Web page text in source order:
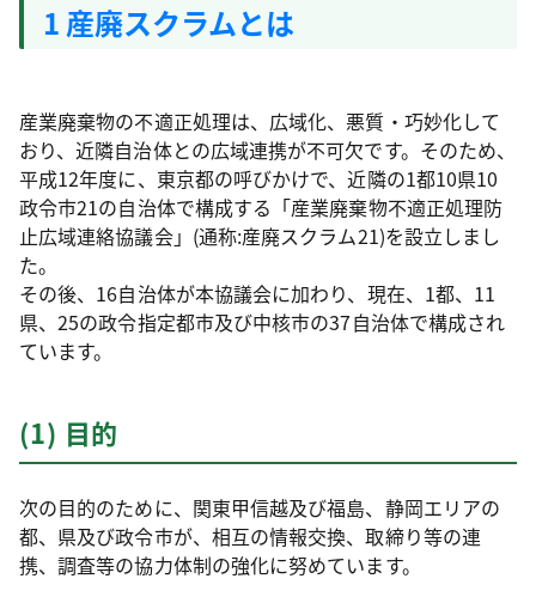
1 産廃スクラムとは
産業廃棄物の不適正処理は、広域化、悪質・巧妙化して
おり、近隣自治体との広域連携が不可欠です。そのため、
平成12年度に、東京都の呼びかけで、近隣の1都10県10
政令市21の自治体で構成する「産業廃棄物不適正処理防
止広域連絡協議会」(通称:産廃スクラム21)を設立しまし
た。
その後、16自治体が本協議会に加わり、現在、1都、11
県、25の政令指定都市及び中核市の37自治体で構成され
ています。
(1) 目的
次の目的のために、関東甲信越及び福島、静岡エリアの
都、県及び政令市が、相互の情報交換、取締り等の連
携、調査等の協力体制の強化に努めています。